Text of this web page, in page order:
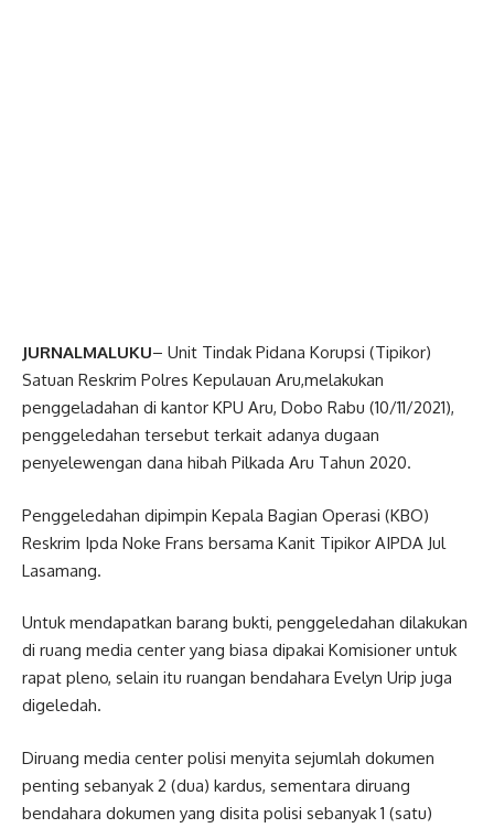
JURNALMALUKU– Unit Tindak Pidana Korupsi (Tipikor)
Satuan Reskrim Polres Kepulauan Aru,melakukan
penggeladahan di kantor KPU Aru, Dobo Rabu (10/11/2021),
penggeledahan tersebut terkait adanya dugaan
penyelewengan dana hibah Pilkada Aru Tahun 2020.
Penggeledahan dipimpin Kepala Bagian Operasi (KBO)
Reskrim Ipda Noke Frans bersama Kanit Tipikor AIPDA Jul
Lasamang.
Untuk mendapatkan barang bukti, penggeledahan dilakukan
di ruang media center yang biasa dipakai Komisioner untuk
rapat pleno, selain itu ruangan bendahara Evelyn Urip juga
digeledah.
Diruang media center polisi menyita sejumlah dokumen
penting sebanyak 2 (dua) kardus, sementara diruang
bendahara dokumen yang disita polisi sebanyak 1 (satu)